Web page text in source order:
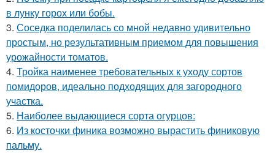
в лунку горох или бобы.
3. Соседка поделилась со мной недавно удивительно
простым, но результативным приемом для повышения
урожайности томатов.
4. Тройка наименее требовательных к уходу сортов
помидоров, идеально подходящих для загородного
участка.
5. Наиболее выдающиеся сорта огурцов:
6. Из косточки финика возможно вырастить финиковую
пальму.